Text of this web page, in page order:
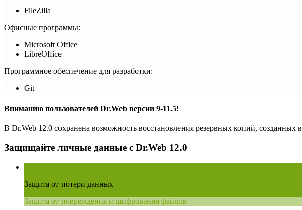
FileZilla
Офисные программы:
Microsoft Office
LibreOffice
Программное обеспечение для разработки:
Git
Вниманию пользователей Dr.Web версии 9-11.5!
В Dr.Web 12.0 сохранена возможность восстановления резервных копий, созданных в
Защищайте личные данные с Dr.Web 12.0
Защита от потери данных
Защита от повреждения и шифрования файлов